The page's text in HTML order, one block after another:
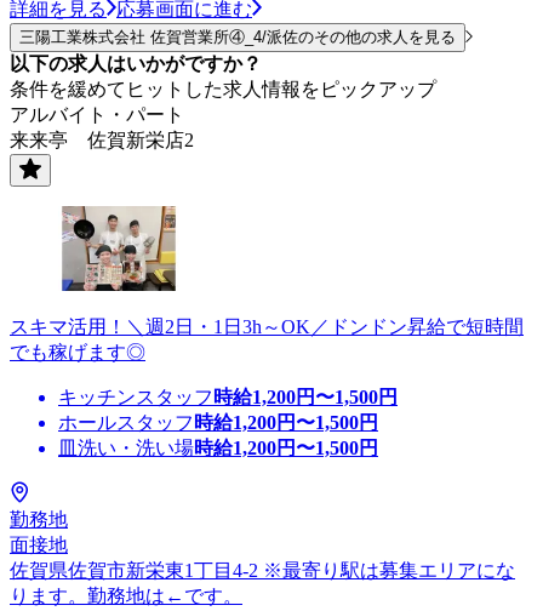
詳細を見る 応募画面に進む
三陽工業株式会社 佐賀営業所④_4/派佐のその他の求人を見る
以下の求人はいかがですか？
条件を緩めてヒットした求人情報をピックアップ
アルバイト・パート
来来亭 佐賀新栄店2
スキマ活用！＼週2日・1日3h～OK／ドンドン昇給で短時間
でも稼げます◎
キッチンスタッフ 時給1,200円〜1,500円
ホールスタッフ 時給1,200円〜1,500円
皿洗い・洗い場時給1,200円〜1,500円
勤務地
面接地
佐賀県佐賀市新栄東1丁目4-2 ※最寄り駅は募集エリアにな
ります。勤務地は←です。